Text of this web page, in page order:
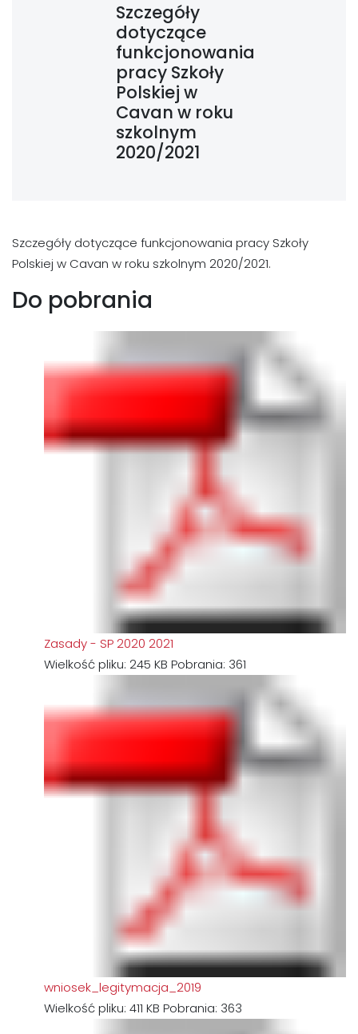
Szczegóły
dotyczące
funkcjonowania
pracy Szkoły
Polskiej w
Cavan w roku
szkolnym
2020/2021
Szczegóły dotyczące funkcjonowania pracy Szkoły
Polskiej w Cavan w roku szkolnym 2020/2021.
Do pobrania
Zasady - SP 2020 2021
Wielkość pliku: 245 KB Pobrania: 361
wniosek_legitymacja_2019
Wielkość pliku: 411 KB Pobrania: 363